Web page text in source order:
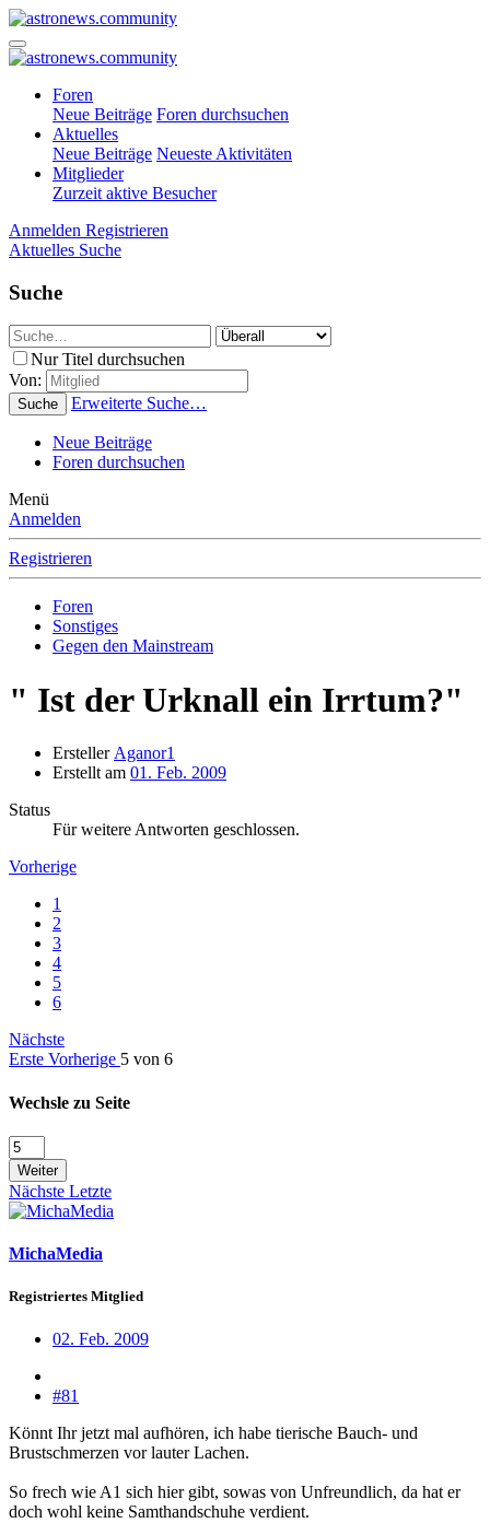
Foren
Neue Beiträge Foren durchsuchen
Aktuelles
Neue Beiträge Neueste Aktivitäten
Mitglieder
Zurzeit aktive Besucher
Anmelden Registrieren
Aktuelles Suche
Suche
Nur Titel durchsuchen
Von:
Suche Erweiterte Suche…
Neue Beiträge
Foren durchsuchen
Menü
Anmelden
Registrieren
Foren
Sonstiges
Gegen den Mainstream
" Ist der Urknall ein Irrtum?"
Ersteller Aganor1
Erstellt am 01. Feb. 2009
Status
Für weitere Antworten geschlossen.
Vorherige
1
2
3
4
5
6
Nächste
Erste Vorherige 5 von 6
Wechsle zu Seite
Weiter
Nächste Letzte
MichaMedia
Registriertes Mitglied
02. Feb. 2009
#81
Könnt Ihr jetzt mal aufhören, ich habe tierische Bauch- und
Brustschmerzen vor lauter Lachen.
So frech wie A1 sich hier gibt, sowas von Unfreundlich, da hat er
doch wohl keine Samthandschuhe verdient.